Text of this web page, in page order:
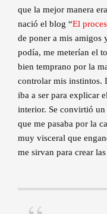
que la mejor manera
nació el blog “El
de poner a mis amigos
podía, me meterían el
bien temprano por la
controlar mis instintos.
iba a ser para explicar
interior. Se convirtió
que me pasaba por la
muy visceral que
me sirvan para crear